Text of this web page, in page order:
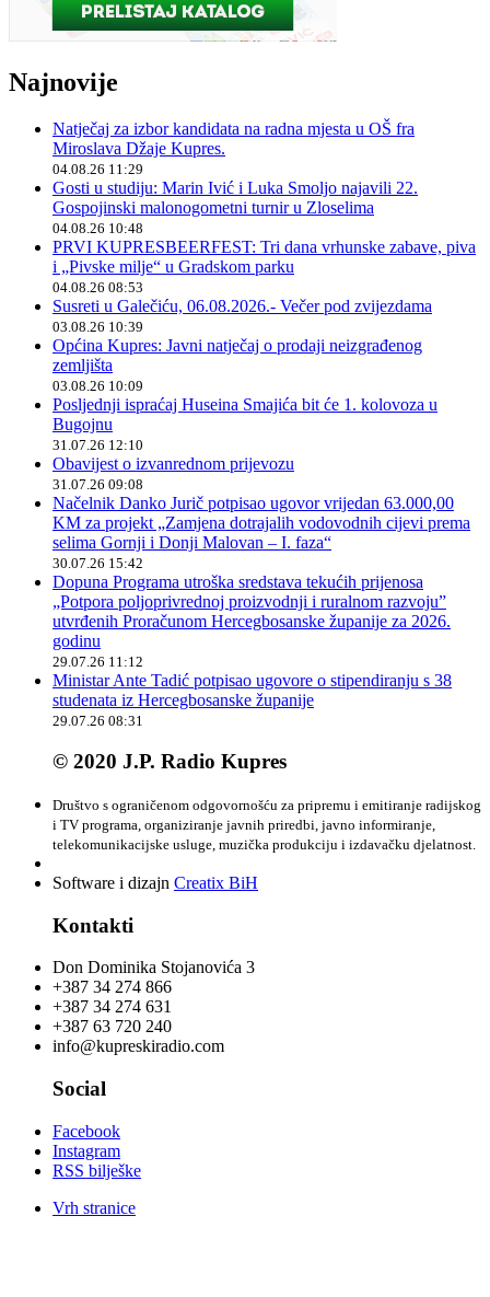
Najnovije
Natječaj za izbor kandidata na radna mjesta u OŠ fra
Miroslava Džaje Kupres.
04.08.26 11:29
Gosti u studiju: Marin Ivić i Luka Smoljo najavili 22.
Gospojinski malonogometni turnir u Zloselima
04.08.26 10:48
PRVI KUPRESBEERFEST: Tri dana vrhunske zabave, piva
i „Pivske milje“ u Gradskom parku
04.08.26 08:53
Susreti u Galečiću, 06.08.2026.- Večer pod zvijezdama
03.08.26 10:39
Općina Kupres: Javni natječaj o prodaji neizgrađenog
zemljišta
03.08.26 10:09
Posljednji ispraćaj Huseina Smajića bit će 1. kolovoza u
Bugojnu
31.07.26 12:10
Obavijest o izvanrednom prijevozu
31.07.26 09:08
Načelnik Danko Jurič potpisao ugovor vrijedan 63.000,00
KM za projekt „Zamjena dotrajalih vodovodnih cijevi prema
selima Gornji i Donji Malovan – I. faza“
30.07.26 15:42
Dopuna Programa utroška sredstava tekućih prijenosa
„Potpora poljoprivrednoj proizvodnji i ruralnom razvoju”
utvrđenih Proračunom Hercegbosanske županije za 2026.
godinu
29.07.26 11:12
Ministar Ante Tadić potpisao ugovore o stipendiranju s 38
studenata iz Hercegbosanske županije
29.07.26 08:31
© 2020 J.P. Radio Kupres
Društvo s ograničenom odgovornošću za pripremu i emitiranje radijskog
i TV programa, organiziranje javnih priredbi, javno informiranje,
telekomunikacijske usluge, muzička produkciju i izdavačku djelatnost.
Software i dizajn Creatix BiH
Kontakti
Don Dominika Stojanovića 3
+387 34 274 866
+387 34 274 631
+387 63 720 240
info@kupreskiradio.com
Social
Facebook
Instagram
RSS bilješke
Vrh stranice